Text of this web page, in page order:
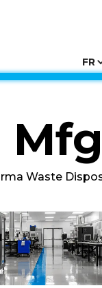
FR
Images
Mfg
Waste
CANADA, CHOOSE
MED WASTE